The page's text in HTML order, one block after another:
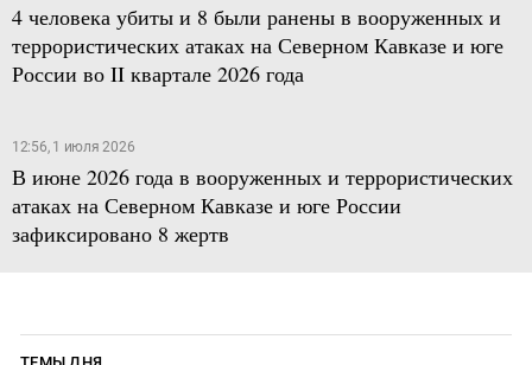
4 человека убиты и 8 были ранены в вооруженных и
террористических атаках на Северном Кавказе и юге
России во II квартале 2026 года
12:56, 1 июля 2026
В июне 2026 года в вооруженных и террористических
атаках на Северном Кавказе и юге России
зафиксировано 8 жертв